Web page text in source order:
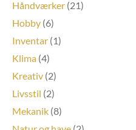
Håndværker (21)
Hobby (6)
Inventar (1)
Klima (4)
Kreativ (2)
Livsstil (2)
Mekanik (8)